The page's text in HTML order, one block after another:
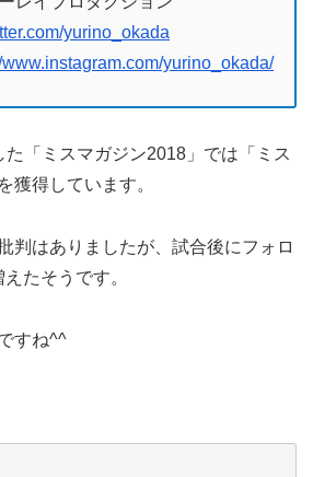
yurino_okada
www.instagram.com/yurino_okada/
「ミスマガジン2018」では「ミス
獲得しています。
判はありましたが、試合後にフォロ
たそうです。
すね^^